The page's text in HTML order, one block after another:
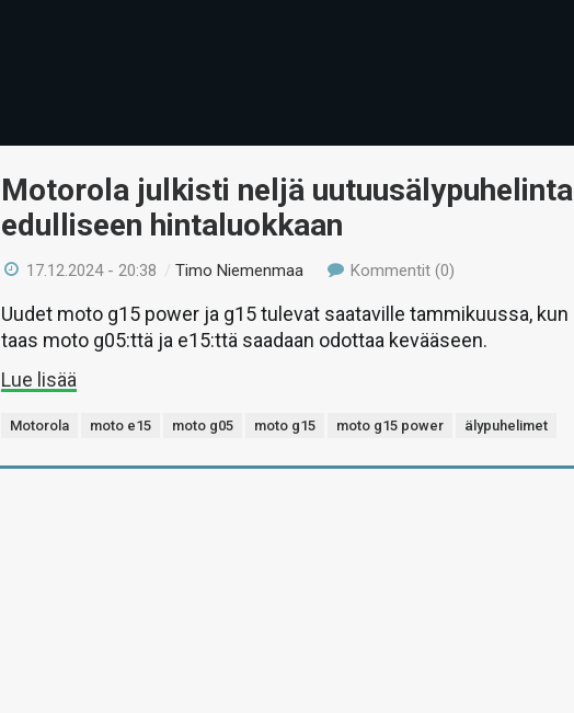
Motorola julkisti neljä uutuusälypuhelinta
edulliseen hintaluokkaan
17.12.2024 - 20:38 /Timo Niemenmaa Kommentit (0)
Uudet moto g15 power ja g15 tulevat saataville tammikuussa, kun
taas moto g05:ttä ja e15:ttä saadaan odottaa kevääseen.
Lue lisää
Motorola moto e15 moto g05 moto g15 moto g15 power älypuhelimet